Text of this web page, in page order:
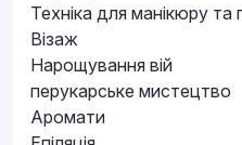
Техніка для манікюру
Візаж
Нарощування вій
перукарське мистецтво
Аромати